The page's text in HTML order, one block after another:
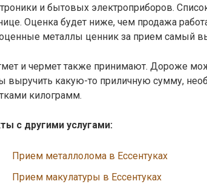
и бытовых электроприборов.
Оценка будет ниже, чем продажа
металлы ценник за прием самый
и чермет также принимают. Дороже
выручить какую-то приличную сумму,
килограмм.
с другими услугами:
Прием металлолома в Ессентуках
Прием макулатуры в Ессентуках